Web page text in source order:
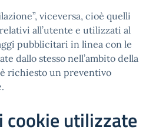
viceversa, cioè quelli
all’utente e utilizzati al
pubblicitari in linea con le
dallo stesso nell’ambito della
richiesto un preventivo
cookie utilizzate